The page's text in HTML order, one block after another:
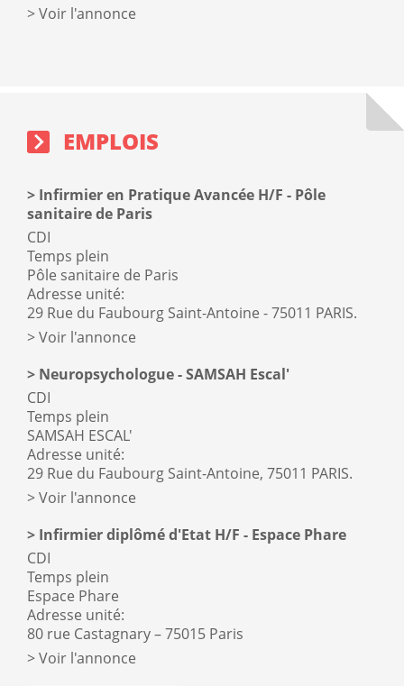
Voir l'annonce
block
EMPLOIS
Infirmier en Pratique Avancée H/F - Pôle
sanitaire de Paris
CDI
Temps plein
Pôle sanitaire de Paris
Adresse unité:
29 Rue du Faubourg Saint-Antoine - 75011 PARIS.
Voir l'annonce
Neuropsychologue - SAMSAH Escal'
CDI
Temps plein
SAMSAH ESCAL'
Adresse unité:
29 Rue du Faubourg Saint-Antoine, 75011 PARIS.
Voir l'annonce
Infirmier diplômé d'Etat H/F - Espace Phare
CDI
Temps plein
Espace Phare
Adresse unité:
80 rue Castagnary – 75015 Paris
Voir l'annonce